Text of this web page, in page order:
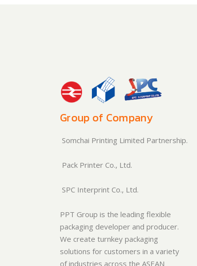
Group of Company
Somchai Printing Limited Partnership.
Pack Printer Co., Ltd.
SPC Interprint Co., Ltd.
PPT Group is the leading flexible
packaging developer and producer.
We create turnkey packaging
solutions for customers in a variety
of industries across the ASEAN